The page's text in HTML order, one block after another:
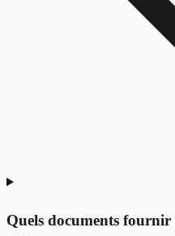
Quels documents